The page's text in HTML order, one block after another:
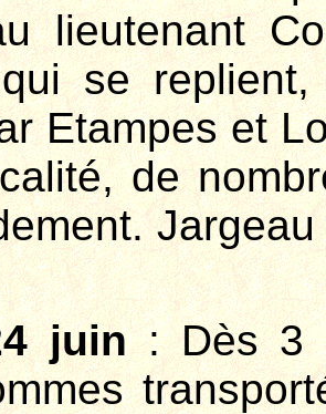
lieutenant
se replient,
Etampes et
de
juin: Dès 3